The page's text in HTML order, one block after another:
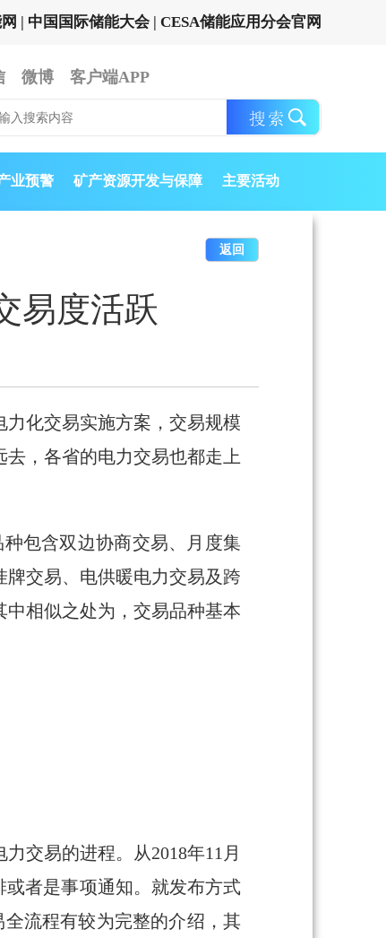
| 中国国际储能大会 | CESA储能应用分会官网
微博 客户端APP
业预警 矿产资源开发与保障 主要活动
返回
易度活跃
力化交易实施方案，交易规模
去，各省的电力交易也都走上
包含双边协商交易、月度集
交易、电供暖电力交易及跨
中相似之处为，交易品种基本
交易的进程。从2018年11月
或者是事项通知。就发布方式
流程有较为完整的介绍，其